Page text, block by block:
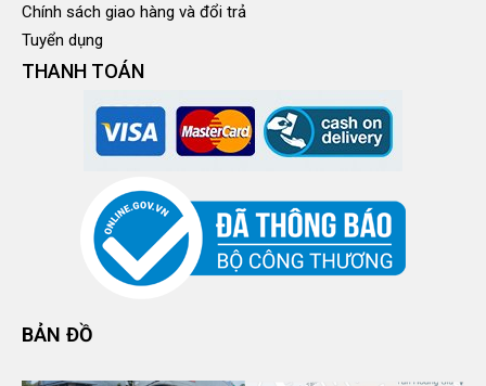
Chính sách giao hàng và đổi trả
Tuyển dụng
THANH TOÁN
BẢN ĐỒ